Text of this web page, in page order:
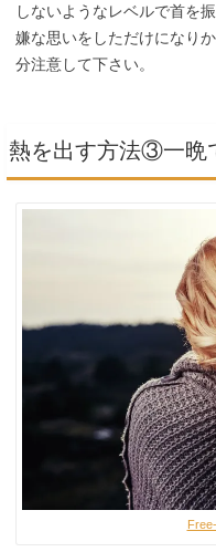
しないようなレベルで首を
嫌な思いをしただけになり
分注意して下さい。
熱を出す方法③一晩